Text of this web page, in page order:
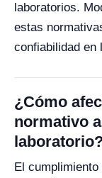
laboratorios.
estas
confiabilidad en
¿Cómo
normativo
El